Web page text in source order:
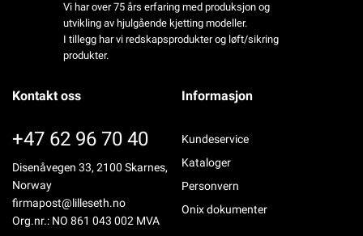
Vi har over 75 års erfaring med produksjon og
utvikling av hjulgående kjetting modeller.
I tillegg har vi redskapsprodukter og løft/sikring
produkter.
Kontakt oss
+47 62 96 70 40
Disenåvegen 33, 2100 Skarnes,
Norway
firmapost@lilleseth.no
Org.nr.: NO 861 043 002 MVA
Informasjon
Kundeservice
Kataloger
Personvern
Onix dokumenter